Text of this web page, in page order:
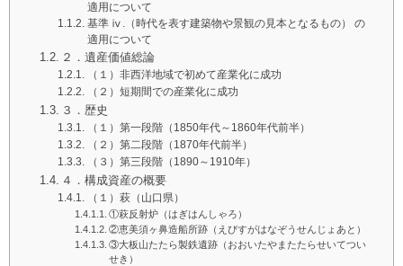
適用について
基準 ⅳ.（時代を表す建築物や景観の見本となるもの） の
適用について
２．遺産価値総論
（１）非西洋地域で初めて産業化に成功
（２）短期間での産業化に成功
３．歴史
（１）第一段階（1850年代～1860年代前半）
（２）第二段階（1870年代前半）
（３）第三段階（1890～1910年）
４．構成資産の概要
（１）萩（山口県）
①萩反射炉（はぎはんしゃろ）
②恵美須ヶ鼻造船所跡（えびすがはなぞうせんじょあと）
③大板山たたら製鉄遺跡（おおいたやまたたらせいてつい
せき）